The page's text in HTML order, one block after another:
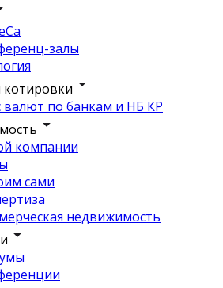
залы
валют по банкам и НБ КР
компании
сами
недвижимость